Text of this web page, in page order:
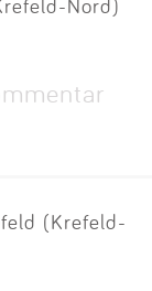
Nord)
(Krefeld-